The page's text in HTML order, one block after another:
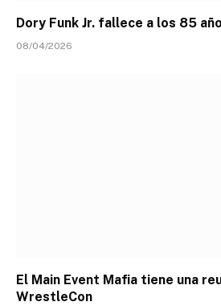
Dory Funk Jr. fallece a los 85
08/04/2026
El Main Event Mafia tiene una
WrestleCon